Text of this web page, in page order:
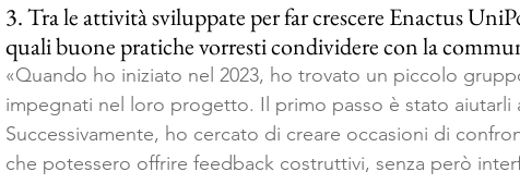
3. Tra le attività sviluppate per far crescere Enactus
quali buone pratiche vorresti condividere con la
«Quando ho iniziato nel 2023, ho trovato un piccolo
impegnati nel loro progetto. Il primo passo è stato aiutarli
Successivamente, ho cercato di creare occasioni di
che potessero offrire feedback costruttivi, senza però